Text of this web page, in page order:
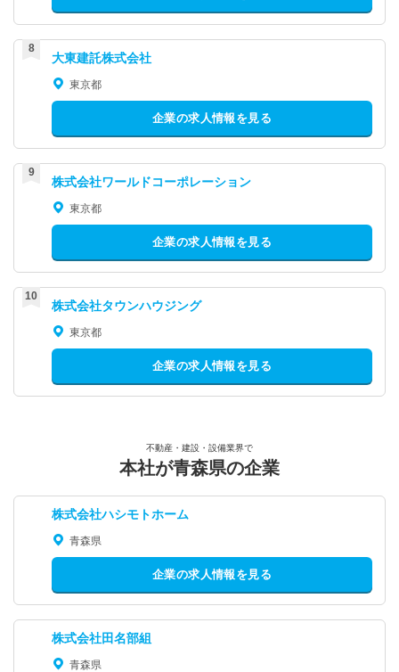
大東建託株式会社
東京都
企業の求人情報を見る
株式会社ワールドコーポレーション
東京都
企業の求人情報を見る
株式会社タウンハウジング
東京都
企業の求人情報を見る
不動産・建設・設備業界で
本社が青森県の企業
株式会社ハシモトホーム
青森県
企業の求人情報を見る
株式会社田名部組
青森県